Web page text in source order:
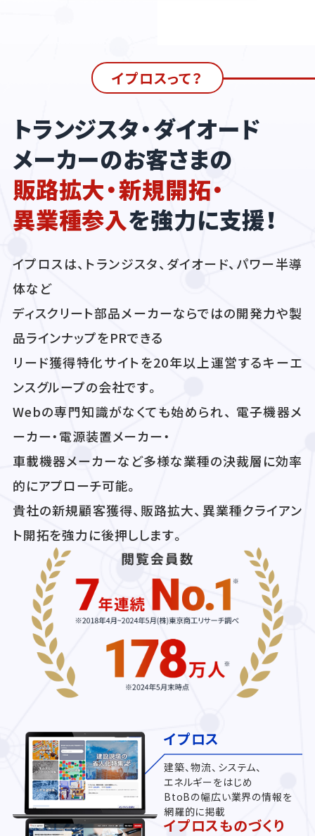
イプロスって？
トランジスタ・ダイオード
メーカーのお客さまの
販路拡大・新規開拓・
異業種参入を強力に支援！
イプロスは、トランジスタ、ダイオード、パワー半導
体など
ディスクリート部品メーカーならではの開発力や製
品ラインナップをPRできる
リード獲得特化サイトを20年以上運営するキーエ
ンスグループの会社です。
Webの専門知識がなくても始められ、 電子機器メ
ーカー・電源装置メーカー・
車載機器メーカーなど多様な業種の決裁層に効率
的にアプローチ可能。
貴社の新規顧客獲得、販路拡大、異業種クライアン
ト開拓を強力に後押しします。
イプロス
建築、物流、システム、
エネルギーをはじめ
BtoBの幅広い業界の情報を
網羅的に掲載
イプロスものづくり